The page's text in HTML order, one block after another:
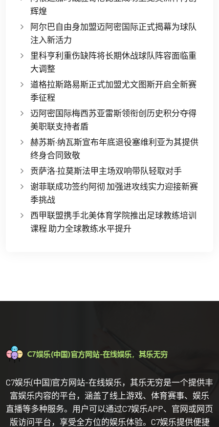
辉煌
阿尔巴自由身加盟迈阿密国际正式揭幕为球队
注入新活力
里科亨利重伤缺阵将长期休战球队阵容面临重
大调整
道格拉斯路易斯正式加盟尤文图斯开启全新赛
季征程
迈阿密国际梅西苏亚雷斯领衔创历史积分夺得
美职联支持者盾
赫苏斯·纳瓦斯宣布年底退役塞维利亚为其提供
终身合同致敬
贡萨洛·拉莫斯法甲主场双响带队轻取对手
谢菲联成功签约阿彻 加强进攻线实力迎接新赛
季挑战
西甲联盟携手北美体育学院推出足球教练培训
课程 助力全球教练水平提升
C7娱乐(中国)官方网站-在线娱乐，其乐无穷是一个提供丰
富娱乐内容的平台，涵盖了线上游戏、体育赛事、娱乐
直播等多种服务。用户可以通过C7娱乐APP、官网或网页
版访问平台，享受全方位的娱乐体验。C7娱乐提供便捷